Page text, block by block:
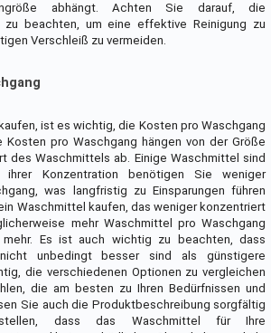
abhängt. Achten Sie darauf, die
zu beachten, um eine effektive Reinigung zu
Verschleiß zu vermeiden.
ist es wichtig, die Kosten pro Waschgang
Kosten pro Waschgang hängen von der Größe
des Waschmittels ab. Einige Waschmittel sind
ihrer Konzentration benötigen Sie weniger
was langfristig zu Einsparungen führen
Waschmittel kaufen, das weniger konzentriert
mehr Waschmittel pro Waschgang
mehr. Es ist auch wichtig zu beachten, dass
unbedingt besser sind als günstigere
die verschiedenen Optionen zu vergleichen
die am besten zu Ihren Bedürfnissen und
Sie auch die Produktbeschreibung sorgfältig
dass das Waschmittel für Ihre